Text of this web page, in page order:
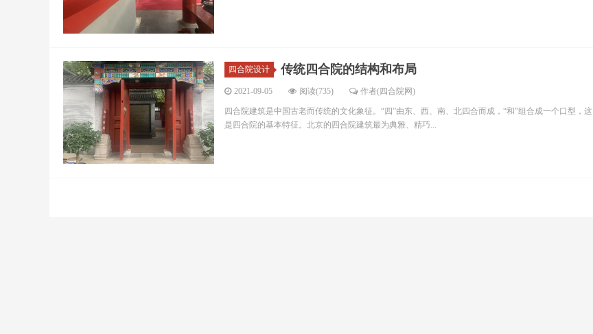
四合院设计 传统四合院的结构和布局
2021-09-05 阅读(735) 作者(四合院网)
四合院建筑是中国古老而传统的文化象征。“四”由东、西、南、北四合而成，“和”组合成一个口型，这
是四合院的基本特征。北京的四合院建筑最为典雅、精巧...